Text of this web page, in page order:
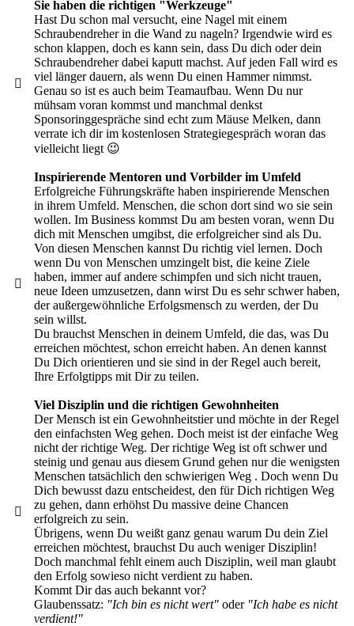
Sie haben die richtigen "Werkzeuge"
Hast Du schon mal versucht, eine Nagel mit einem
Schraubendreher in die Wand zu nageln? Irgendwie wird es
schon klappen, doch es kann sein, dass Du dich oder dein
Schraubendreher dabei kaputt machst. Auf jeden Fall wird es
viel länger dauern, als wenn Du einen Hammer nimmst.
Genau so ist es auch beim Teamaufbau. Wenn Du nur
mühsam voran kommst und manchmal denkst
Sponsoringgespräche sind echt zum Mäuse Melken, dann
verrate ich dir im kostenlosen Strategiegespräch woran das
vielleicht liegt 😉
Inspirierende Mentoren und Vorbilder im Umfeld
Erfolgreiche Führungskräfte haben inspirierende Menschen
in ihrem Umfeld. Menschen, die schon dort sind wo sie sein
wollen. Im Business kommst Du am besten voran, wenn Du
dich mit Menschen umgibst, die erfolgreicher sind als Du.
Von diesen Menschen kannst Du richtig viel lernen. Doch
wenn Du von Menschen umzingelt bist, die keine Ziele
haben, immer auf andere schimpfen und sich nicht trauen,
neue Ideen umzusetzen, dann wirst Du es sehr schwer haben,
der außergewöhnliche Erfolgsmensch zu werden, der Du
sein willst.
Du brauchst Menschen in deinem Umfeld, die das, was Du
erreichen möchtest, schon erreicht haben. An denen kannst
Du Dich orientieren und sie sind in der Regel auch bereit,
Ihre Erfolgtipps mit Dir zu teilen.
Viel Disziplin und die richtigen Gewohnheiten
Der Mensch ist ein Gewohnheitstier und möchte in der Regel
den einfachsten Weg gehen. Doch meist ist der einfache Weg
nicht der richtige Weg. Der richtige Weg ist oft schwer und
steinig und genau aus diesem Grund gehen nur die wenigsten
Menschen tatsächlich den schwierigen Weg . Doch wenn Du
Dich bewusst dazu entscheidest, den für Dich richtigen Weg
zu gehen, dann erhöhst Du massive deine Chancen
erfolgreich zu sein.
Übrigens, wenn Du weißt ganz genau warum Du dein Ziel
erreichen möchtest, brauchst Du auch weniger Disziplin!
Doch manchmal fehlt einem auch Disziplin, weil man glaubt
den Erfolg sowieso nicht verdient zu haben.
Kommt Dir das auch bekannt vor?
Glaubenssatz: "Ich bin es nicht wert" oder "Ich habe es nicht
verdient!"